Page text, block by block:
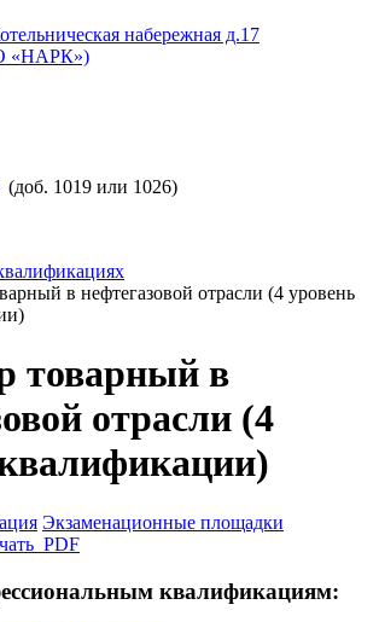
набережная д.17
«НАРК»)
(доб. 1019 или 1026)
в нефтегазовой отрасли (4 уровень
товарный в
отрасли (4
Экзаменационные площадки
PDF
квалификациям: